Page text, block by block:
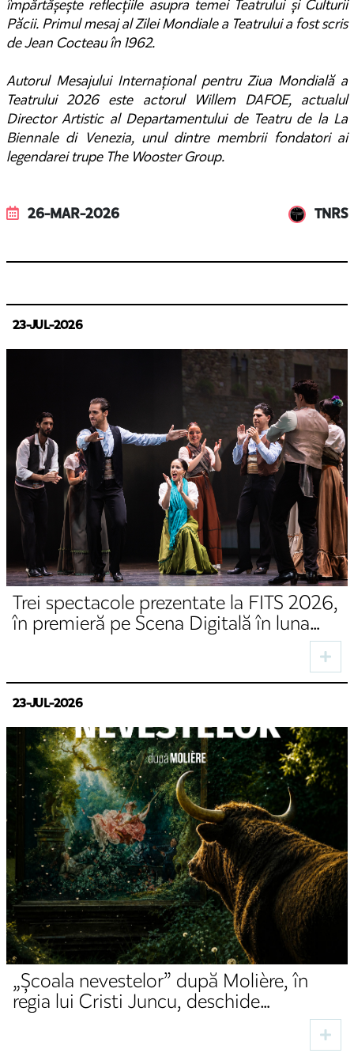
împărtășește reflecțiile asupra temei Teatrului și Culturii
Păcii. Primul mesaj al Zilei Mondiale a Teatrului a fost scris
de Jean Cocteau în 1962.
Autorul Mesajului Internațional pentru Ziua Mondială a
Teatrului 2026 este actorul Willem DAFOE, actualul
Director Artistic al Departamentului de Teatru de la La
Biennale di Venezia, unul dintre membrii fondatori ai
legendarei trupe The Wooster Group.
26-MAR-2026 TNRS
23-JUL-2026
Trei spectacole prezentate la FITS 2026,
în premieră pe Scena Digitală în luna
23-JUL-2026
„Școala nevestelor” după Molière, în
regia lui Cristi Juncu, deschide